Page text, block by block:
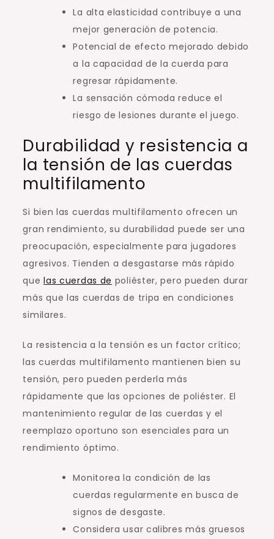
La alta elasticidad contribuye a una
mejor generación de potencia.
Potencial de efecto mejorado debido
a la capacidad de la cuerda para
regresar rápidamente.
La sensación cómoda reduce el
riesgo de lesiones durante el juego.
Durabilidad y resistencia a
la tensión de las cuerdas
multifilamento
Si bien las cuerdas multifilamento ofrecen un
gran rendimiento, su durabilidad puede ser una
preocupación, especialmente para jugadores
agresivos. Tienden a desgastarse más rápido
quelas cuerdas de poliéster, pero pueden durar
más que las cuerdas de tripa en condiciones
similares.
La resistencia a la tensión es un factor crítico;
las cuerdas multifilamento mantienen bien su
tensión, pero pueden perderla más
rápidamente que las opciones de poliéster. El
mantenimiento regular de las cuerdas y el
reemplazo oportuno son esenciales para un
rendimiento óptimo.
Monitorea la condición de las
cuerdas regularmente en busca de
signos de desgaste.
Considera usar calibres más gruesos